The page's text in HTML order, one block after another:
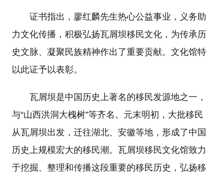
证书指出，廖红麟先生热心公益事业，义务助
力文化传播，积极弘扬瓦屑坝移民文化，为传承历
史文脉、凝聚民族精神作出了重要贡献。文化馆特
以此证予以表彰。
瓦屑坝是中国历史上著名的移民发源地之一，
与“山西洪洞大槐树”等齐名。元末明初，大批移民
从瓦屑坝出发，迁往湖北、安徽等地，形成了中国
历史上规模宏大的移民潮。瓦屑坝移民文化馆致力
于挖掘、整理和传播这段重要的移民历史，弘扬移